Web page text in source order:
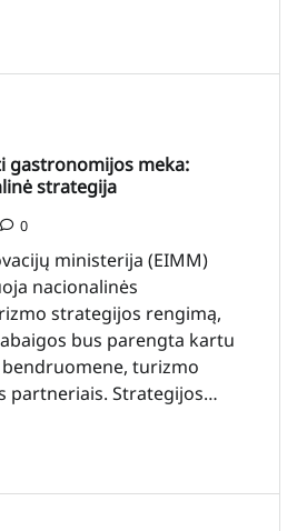
gastronomijos meka:
strategija
0
ministerija (EIMM)
nacionalinės
strategijos rengimą,
bus parengta kartu
turizmo
partneriais. Strategijos…